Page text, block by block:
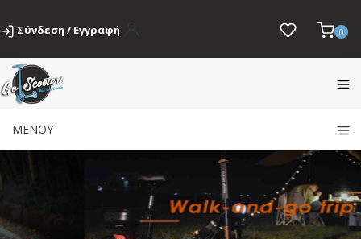
Σύνδεση / Εγγραφή 0
ΜΕΝΟΥ